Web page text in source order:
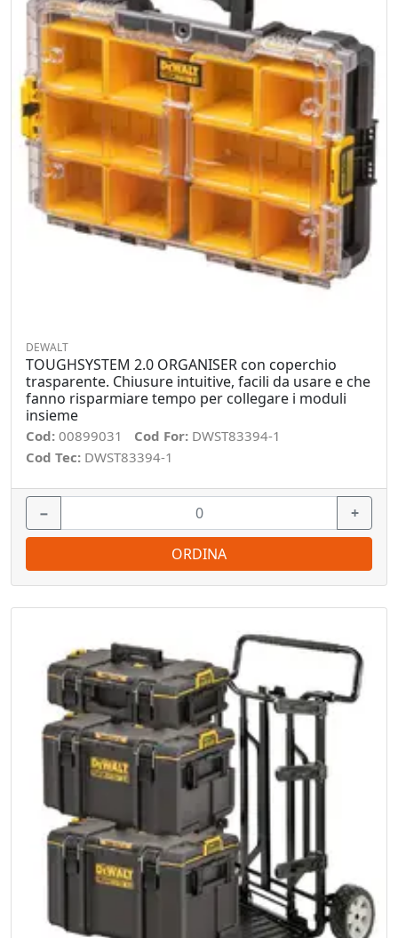
DEWALT
TOUGHSYSTEM 2.0 ORGANISER con coperchio
trasparente. Chiusure intuitive, facili da usare e che
fanno risparmiare tempo per collegare i moduli
insieme
Cod: 00899031 Cod For: DWST83394-1
Cod Tec: DWST83394-1
− +
ORDINA